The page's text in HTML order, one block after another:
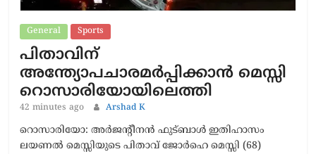
General Sports
പിതാവിന്
അന്ത്യോപചാരമർപ്പിക്കാൻ മെസ്സി
റൊസാരിയോയിലെത്തി
42 minutes ago Arshad K
റൊസാരിയോ: അർജന്റീനൻ ഫുട്ബാൾ ഇതിഹാസം
ലയണൽ മെസ്സിയുടെ പിതാവ് ജോർഹെ മെസ്സി (68)